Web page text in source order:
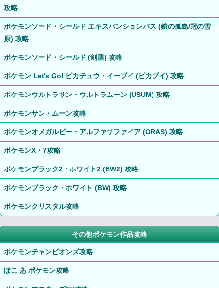
攻略
ポケモンソード・シールド エキスパンションパス (鎧の孤島/冠の雪
原) 攻略
ポケモンソード・シールド (剣盾) 攻略
ポケモン Let's Go! ピカチュウ・イーブイ (ピカブイ) 攻略
ポケモンウルトラサン・ウルトラムーン (USUM) 攻略
ポケモンサン・ムーン攻略
ポケモンオメガルビー・アルファサファイア (ORAS) 攻略
ポケモンX・Y攻略
ポケモンブラック2・ホワイト2 (BW2) 攻略
ポケモンブラック・ホワイト (BW) 攻略
ポケモンクリスタル攻略
その他ポケモン作品攻略
ポケモンチャンピオンズ攻略
ぽこ あ ポケモン攻略